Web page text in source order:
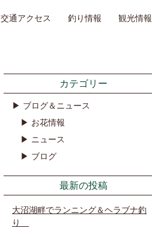
交通アクセス 釣り情報 観光情報
カテゴリー
ブログ＆ニュース
お花情報
ニュース
ブログ
最新の投稿
大沼湖畔でランニング＆ヘラブナ釣
り